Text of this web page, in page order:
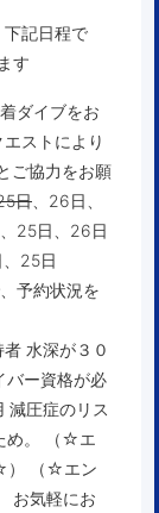
記日程で
す
ダイブをお
ストにより
ご協力をお願
日 、26日、
25日、26日
25日
予約状況を
水深が３０
バー資格が必
減圧症のリス
め。 （☆エ
） （☆エン
お気軽にお